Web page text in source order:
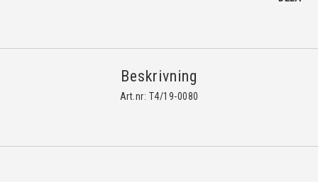
Beskrivning
Art.nr: T4/19-0080